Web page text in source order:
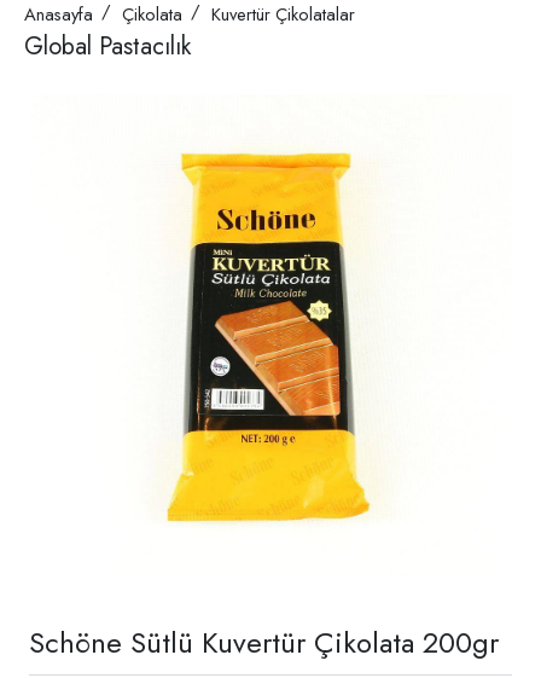
Anasayfa Çikolata Kuvertür Çikolatalar
Global Pastacılık
Schöne Sütlü Kuvertür Çikolata 200gr